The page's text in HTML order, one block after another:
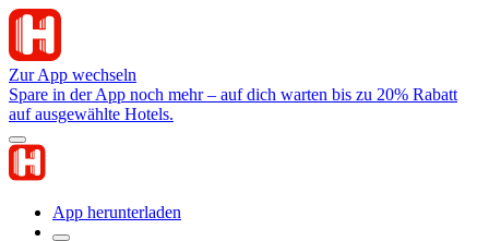
Zur App wechseln
Spare in der App noch mehr – auf dich warten bis zu 20% Rabatt
auf ausgewählte Hotels.
App herunterladen